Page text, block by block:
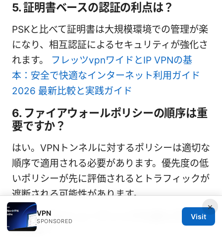
5. 証明書ベースの認証の利点は？
PSKと比べて証明書は大規模環境での管理が楽
になり、相互認証によるセキュリティが強化さ
れます。 フレッツvpnワイドとIP VPNの基
本：安全で快適なインターネット利用ガイド
2026 最新比較と実践ガイド
6. ファイアウォールポリシーの順序は重
要ですか？
はい。VPNトンネルに対するポリシーは適切な
順序で適用される必要があります。優先度の低
いポリシーが先に評価されるとトラフィックが
遮断される可能性があります。
7. トラブルシューティングの最も手堅い
方法は？
×
VPN
SPONSORED
Visit